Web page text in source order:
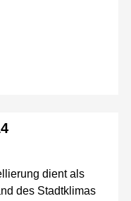
dient als
des Stadtklimas